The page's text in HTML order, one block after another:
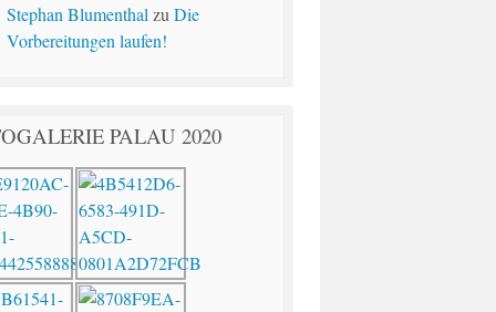
Stephan Blumenthal zuDie
Vorbereitungen laufen!
PALAU 2020